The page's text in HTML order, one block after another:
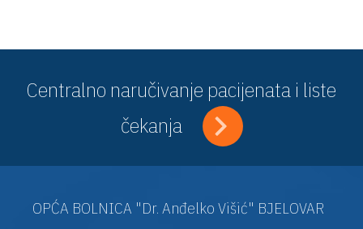
Centralno naručivanje pacijenata i liste
čekanja
OPĆA BOLNICA "Dr. Anđelko Višić" BJELOVAR